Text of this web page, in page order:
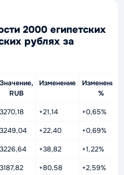
2000 египетских
рублях за
Значение,
RUB
Изменение
Изменение,
%
3270,18 +21,14 +0,65%
3249,04 +22,40 +0,69%
3226,64 +38,82 +1,22%
3187,82 +80,58 +2,59%